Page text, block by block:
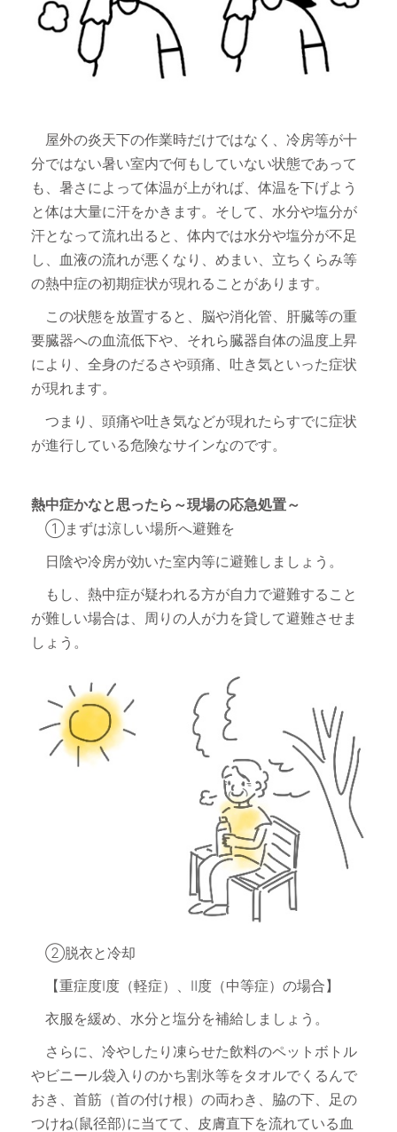
屋外の炎天下の作業時だけではなく、冷房等が十
分ではない暑い室内で何もしていない状態であって
も、暑さによって体温が上がれば、体温を下げよう
と体は大量に汗をかきます。そして、水分や塩分が
汗となって流れ出ると、体内では水分や塩分が不足
し、血液の流れが悪くなり、めまい、立ちくらみ等
の熱中症の初期症状が現れることがあります。
この状態を放置すると、脳や消化管、肝臓等の重
要臓器への血流低下や、それら臓器自体の温度上昇
により、全身のだるさや頭痛、吐き気といった症状
が現れます。
つまり、頭痛や吐き気などが現れたらすでに症状
が進行している危険なサインなのです。
熱中症かなと思ったら～現場の応急処置～
①まずは涼しい場所へ避難を
日陰や冷房が効いた室内等に避難しましょう。
もし、熱中症が疑われる方が自力で避難すること
が難しい場合は、周りの人が力を貸して避難させま
しょう。
②脱衣と冷却
【重症度Ⅰ度（軽症）、Ⅱ度（中等症）の場合】
衣服を緩め、水分と塩分を補給しましょう。
さらに、冷やしたり凍らせた飲料のペットボトル
やビニール袋入りのかち割氷等をタオルでくるんで
おき、首筋（首の付け根）の両わき、脇の下、足の
つけね(鼠径部)に当てて、皮膚直下を流れている血